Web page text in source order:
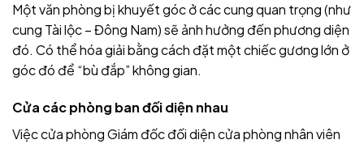
Một văn phòng bị khuyết góc ở các cung quan trọng (như
cung Tài lộc – Đông Nam) sẽ ảnh hưởng đến phương diện
đó. Có thể hóa giải bằng cách đặt một chiếc gương lớn ở
góc đó để “bù đắp” không gian.
Cửa các phòng ban đối diện nhau
Việc cửa phòng Giám đốc đối diện cửa phòng nhân viên